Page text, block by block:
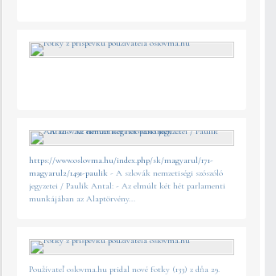
https://www.oslovma.hu/index.php/sk/magyarul/171-
magyarul2/1491-paulik - A szlovák nemzetiségi szószóló
jegyzetei / Paulik Antal: - Az elmúlt két hét parlamenti
munkájában az Alaptörvény...
Používateľ oslovma.hu pridal nové fotky (133) z dňa 29.